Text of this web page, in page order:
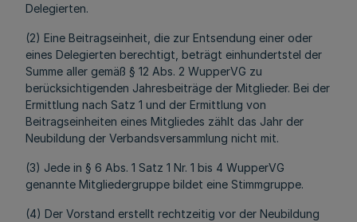
Delegierten.
(2) Eine Beitragseinheit, die zur Entsendung einer oder
eines Delegierten berechtigt, beträgt einhundertstel der
Summe aller gemäß § 12 Abs. 2 WupperVG zu
berücksichtigenden Jahresbeiträge der Mitglieder. Bei der
Ermittlung nach Satz 1 und der Ermittlung von
Beitragseinheiten eines Mitgliedes zählt das Jahr der
Neubildung der Verbandsversammlung nicht mit.
(3) Jede in § 6 Abs. 1 Satz 1 Nr. 1 bis 4 WupperVG
genannte Mitgliedergruppe bildet eine Stimmgruppe.
(4) Der Vorstand erstellt rechtzeitig vor der Neubildung